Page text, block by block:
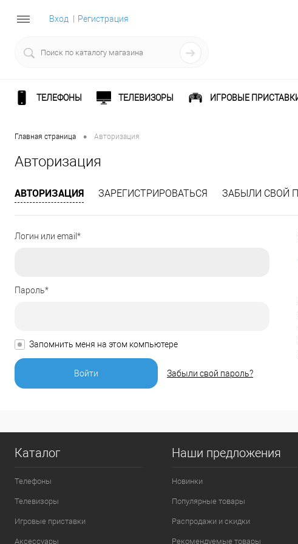
Вход Регистрация
ТЕЛЕФОНЫ ТЕЛЕВИЗОРЫ ИГРОВЫЕ
Главная страница • Авторизация
Авторизация
АВТОРИЗАЦИЯ ЗАРЕГИСТРИРОВАТЬСЯ ЗАБЫЛИ СВОЙ
Логин или email*
Пароль*
Запомнить меня на этом компьютере
Забыли свой пароль?
Каталог
Телефоны
Телевизоры
Игровые приставки
Аксессуары
Наши предложения
Новинки
Популярные товары
Распродажи и скидки
Рекомендуемые товары